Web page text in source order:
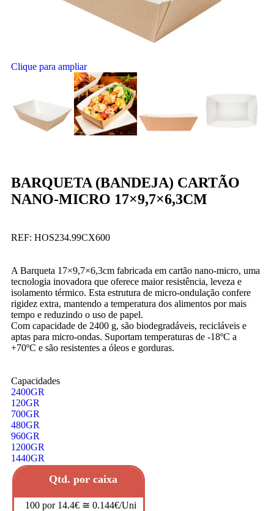
Clique para ampliar
BARQUETA (BANDEJA) CARTÃO
NANO-MICRO 17×9,7×6,3CM
REF: HOS234.99CX600
A Barqueta 17×9,7×6,3cm fabricada em cartão nano-micro, uma
tecnologia inovadora que oferece maior resistência, leveza e
isolamento térmico. Esta estrutura de micro-ondulação confere
rigidez extra, mantendo a temperatura dos alimentos por mais
tempo e reduzindo o uso de papel.
Com capacidade de 2400 g, são biodegradáveis, recicláveis e
aptas para micro-ondas. Suportam temperaturas de -18ºC a
+70ºC e são resistentes a óleos e gorduras.
Capacidades
2400GR
120GR
700GR
480GR
960GR
1200GR
1440GR
Qtd. por caixa
100 por 14.4€ ≅ 0.144€/Uni